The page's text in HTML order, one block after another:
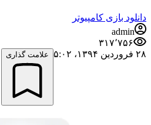
دانلود بازی کامپیوتر
admin
۳۱۷٬۷۵۶
۲۸ فروردین ۱۳۹۴،‏ ۵:۰۲
علامت گذاری